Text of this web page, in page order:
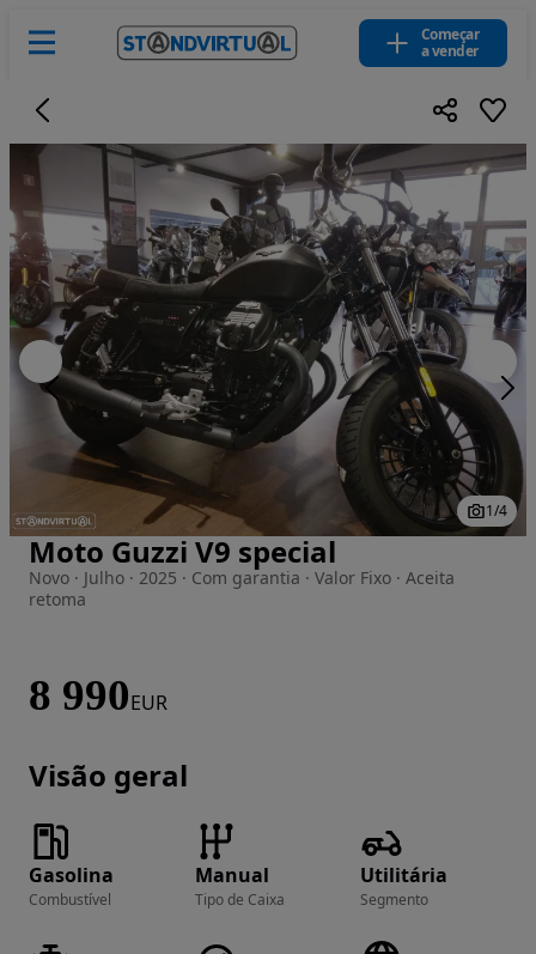
Começar
a vender
Imagem 1 de 4
1/4
Moto Guzzi V9 special
Novo · Julho · 2025 · Com garantia · Valor Fixo · Aceita
retoma
8 990EUR
Visão geral
Gasolina
Combustível
Manual
Tipo de Caixa
Utilitária
Segmento